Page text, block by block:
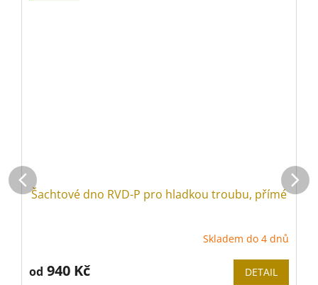
Šachtové dno RVD-P pro hladkou troubu, přímé
Skladem do 4 dnů
od 940 Kč DETAIL